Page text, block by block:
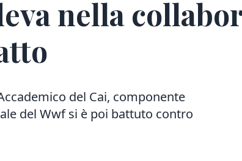
nella
del Cai, componente
del Wwf si è poi battuto contro